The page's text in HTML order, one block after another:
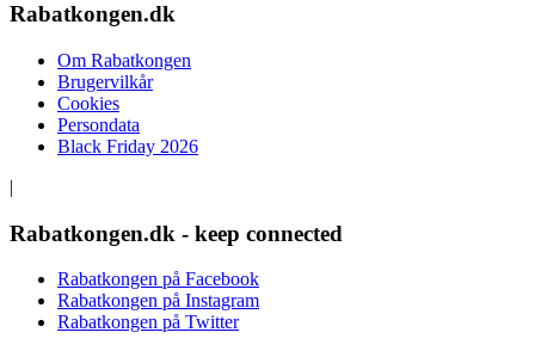
Rabatkongen.dk
Om Rabatkongen
Brugervilkår
Cookies
Persondata
Black Friday 2026
|
Rabatkongen.dk - keep connected
Rabatkongen på Facebook
Rabatkongen på Instagram
Rabatkongen på Twitter